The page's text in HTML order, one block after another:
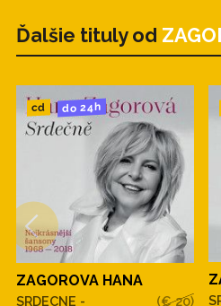
Ďalšie tituly od
cd do 24h
ZAGOROVA HANA
SRDECNE -
(€ 20)